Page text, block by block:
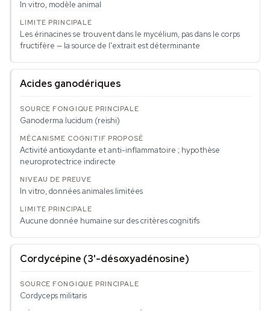
In vitro, modèle animal
Les érinacines se trouvent dans le mycélium, pas dans le corps
fructifère — la source de l'extrait est déterminante
Acides ganodériques
Ganoderma lucidum (reishi)
Activité antioxydante et anti-inflammatoire ; hypothèse
neuroprotectrice indirecte
In vitro, données animales limitées
Aucune donnée humaine sur des critères cognitifs
Cordycépine (3'-désoxyadénosine)
Cordyceps militaris